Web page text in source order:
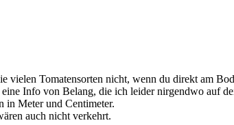
vielen Tomatensorten nicht, wenn du direkt am
Info von Belang, die ich leider nirgendwo auf
in Meter und Centimeter.
auch nicht verkehrt.